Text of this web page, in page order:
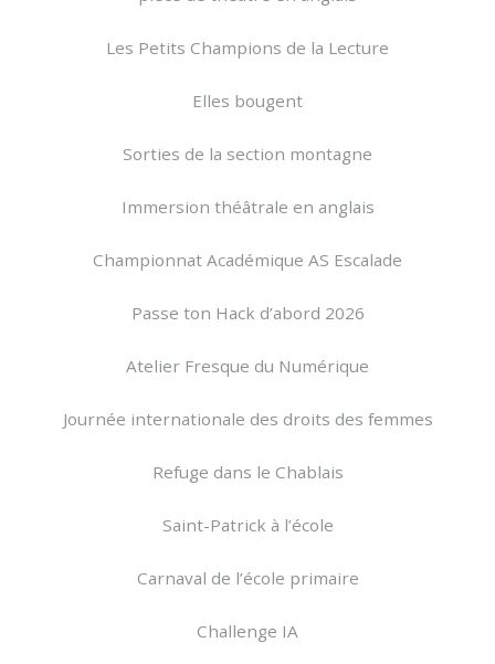
Les Petits Champions de la Lecture
Elles bougent
Sorties de la section montagne
Immersion théâtrale en anglais
Championnat Académique AS Escalade
Passe ton Hack d’abord 2026
Atelier Fresque du Numérique
Journée internationale des droits des femmes
Refuge dans le Chablais
Saint-Patrick à l’école
Carnaval de l’école primaire
Challenge IA